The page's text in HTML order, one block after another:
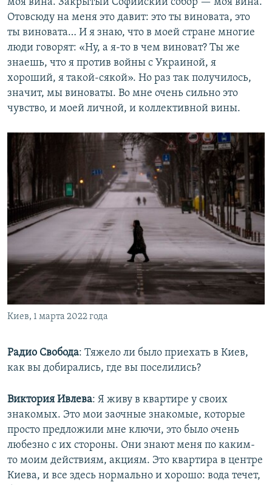
Отовсюду на меня это давит: это ты виновата, это
ты виновата… И я знаю, что в моей стране многие
люди говорят: «Ну, а я-то в чем виноват? Ты же
знаешь, что я против войны с Украиной, я
хороший, я такой-сякой». Но раз так получилось,
значит, мы виноваты. Во мне очень сильно это
чувство, и моей личной, и коллективной вины.
Киев, 1 марта 2022 года
Радио Свобода: ​Тяжело ли было приехать в Киев,
как вы добирались, где вы поселились?
Виктория Ивлева: Я живу в квартире у своих
знакомых. Это мои заочные знакомые, которые
просто предложили мне ключи, это было очень
любезно с их стороны. Они знают меня по каким-
то моим действиям, акциям. Это квартира в центре
Киева, и все здесь нормально и хорошо: вода течет,